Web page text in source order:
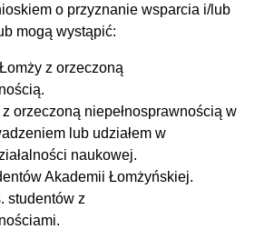
o przyznanie wsparcia i/lub
mogą wystąpić:
z orzeczoną
orzeczoną niepełnosprawnością w
lub udziałem w
naukowej.
Akademii Łomżyńskiej.
studentów z